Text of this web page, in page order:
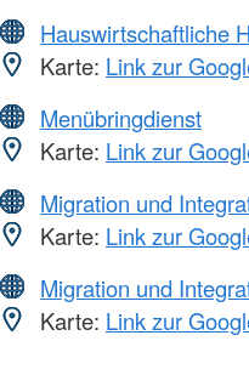
Hauswirtschaftliche
Karte: Link zur
Menübringdienst
Karte: Link zur
Migration und
Karte: Link zur
Migration und
Karte: Link zur